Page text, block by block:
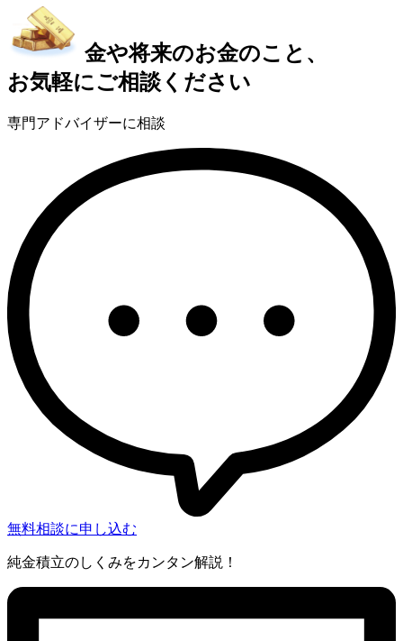
金や将来のお金のこと、
お気軽にご相談ください
専門アドバイザーに相談
無料相談に申し込む
純金積立のしくみをカンタン解説！